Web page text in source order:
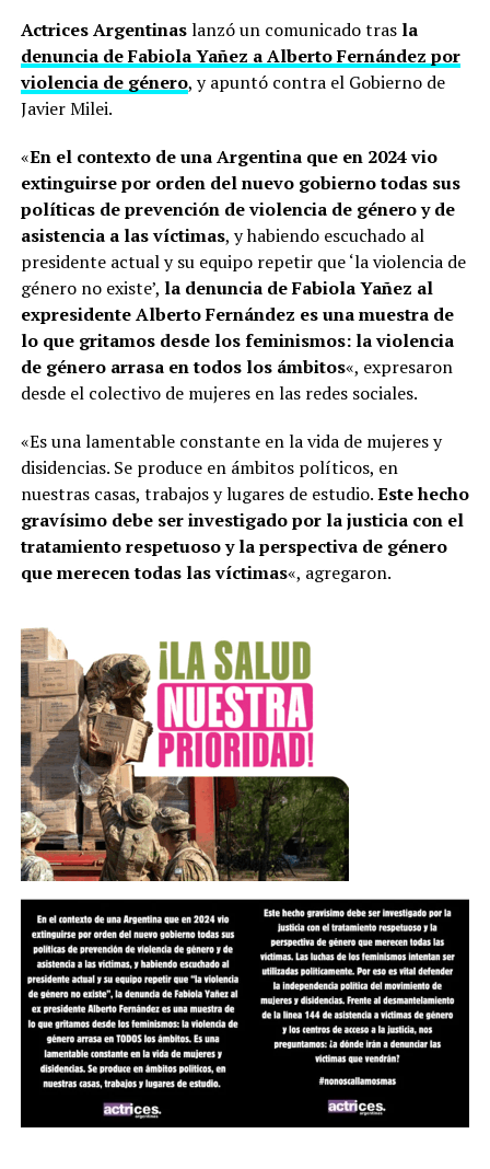
Actrices Argentinaslanzó un comunicado tras la
denuncia de Fabiola Yañez a Alberto Fernández por
violencia de género, y apuntó contra el Gobierno de
Javier Milei.
«En el contexto de una Argentina que en 2024 vio
extinguirse por orden del nuevo gobierno todas sus
políticas de prevención de violencia de género y de
asistencia a las víctimas, y habiendo escuchado al
presidente actual y su equipo repetir que ‘la violencia de
género no existe’, la denuncia de Fabiola Yañez al
expresidente Alberto Fernández es una muestra de
lo que gritamos desde los feminismos: la violencia
de género arrasa en todos los ámbitos«, expresaron
desde el colectivo de mujeres en las redes sociales.
«Es una lamentable constante en la vida de mujeres y
disidencias. Se produce en ámbitos políticos, en
nuestras casas, trabajos y lugares de estudio.Este hecho
gravísimo debe ser investigado por la justicia con el
tratamiento respetuoso y la perspectiva de género
que merecen todas las víctimas«, agregaron.